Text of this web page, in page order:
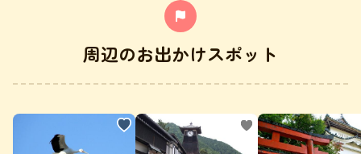
周辺のお出かけスポット